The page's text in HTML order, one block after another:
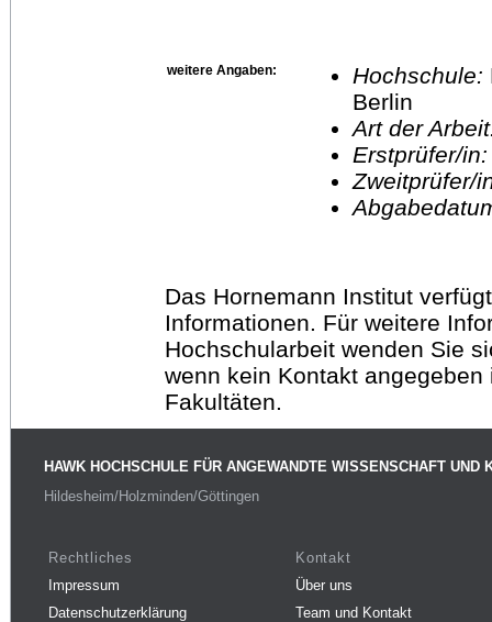
weitere Angaben: Hochschule:
Berlin
Art der
Erstprüfer/
Das Hornemann Institut
Informationen. Für weitere
Hochschularbeit wenden Sie
wenn kein Kontakt
Fakultäten.
HAWK HOCHSCHULE FÜR ANGEWANDTE WISSENSCHAFT UND
Hildesheim/Holzminden/Göttingen
Rechtliches
Impressum
Datenschutzerklärung
Kontakt
Über uns
Team und Kontakt